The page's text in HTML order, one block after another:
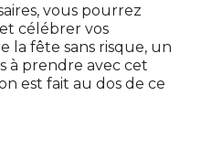
vous pourrez
célébrer vos
la fête sans risque, un
à prendre avec cet
est fait au dos de ce